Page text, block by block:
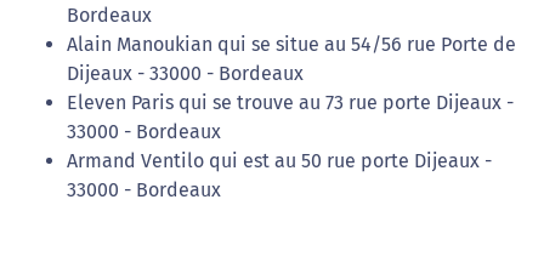
Bordeaux
Alain Manoukian qui se situe au 54/56 rue Porte de
Dijeaux - 33000 - Bordeaux
Eleven Paris qui se trouve au 73 rue porte Dijeaux -
33000 - Bordeaux
Armand Ventilo qui est au 50 rue porte Dijeaux -
33000 - Bordeaux